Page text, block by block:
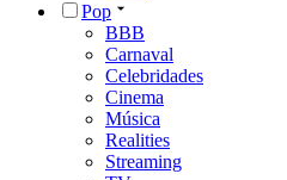
Pop
BBB
Carnaval
Celebridades
Cinema
Música
Realities
Streaming